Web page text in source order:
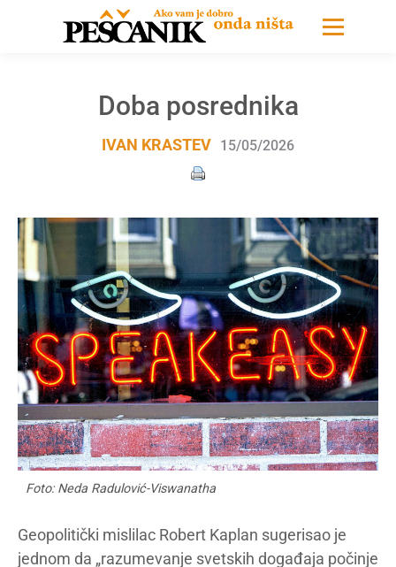
Doba posrednika
IVAN KRASTEV 15/05/2026
Foto: Neda Radulović-Viswanatha
Geopolitički mislilac Robert Kaplan sugerisao je
jednom da „razumevanje svetskih događaja počinje